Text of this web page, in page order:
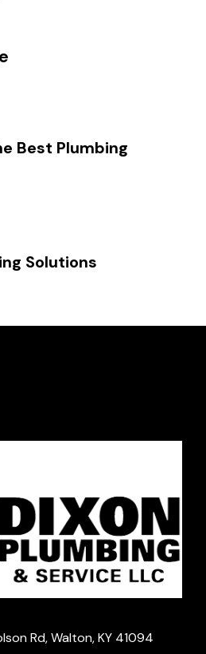
Best Plumbing
Solutions
Rd, Walton, KY 41094